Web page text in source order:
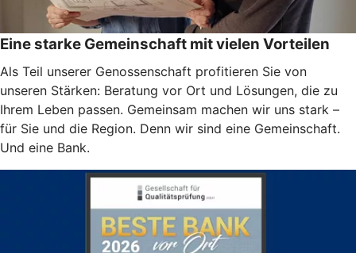
Eine starke Gemeinschaft mit vielen Vorteilen
Als Teil unserer Genossenschaft profitieren Sie von
unseren Stärken: Beratung vor Ort und Lösungen, die zu
Ihrem Leben passen. Gemeinsam machen wir uns stark –
für Sie und die Region. Denn wir sind eine Gemeinschaft.
Und eine Bank.